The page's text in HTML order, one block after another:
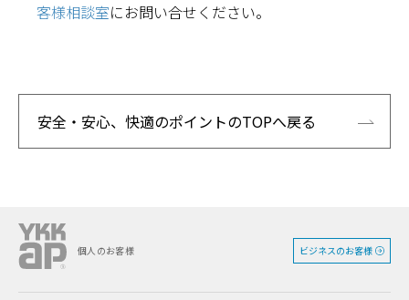
客様相談室にお問い合せください。
安全・安心、快適のポイントのTOPへ戻る
個人のお客様 ビジネスのお客様